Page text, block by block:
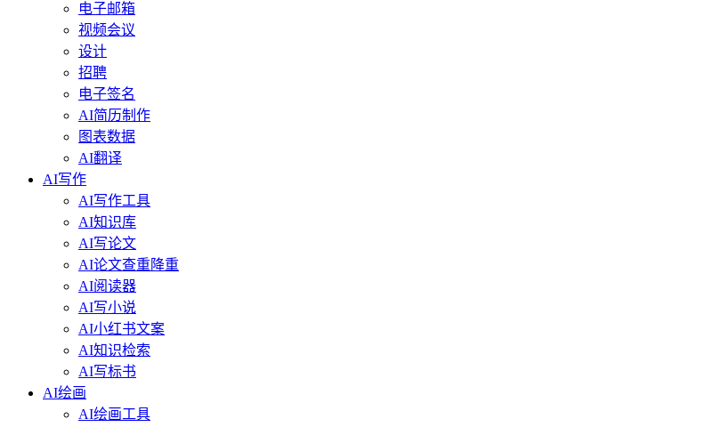
电子邮箱
视频会议
设计
招聘
电子签名
AI简历制作
图表数据
AI翻译
AI写作
AI写作工具
AI知识库
AI写论文
AI论文查重降重
AI阅读器
AI写小说
AI小红书文案
AI知识检索
AI写标书
AI绘画
AI绘画工具